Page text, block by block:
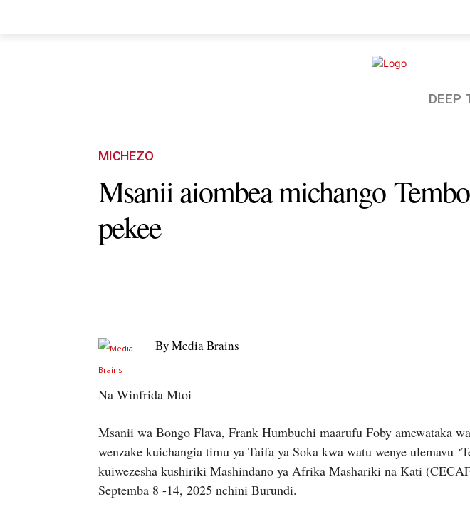
DEEP
MICHEZO
Msanii aiombea michango
pekee
ByMedia Brains
Na Winfrida Mtoi
Msanii wa Bongo Flava, Frank Humbuchi maarufu Foby amewataka
wenzake kuichangia timu ya Taifa ya Soka kwa watu wenye ulemavu
kuiwezesha kushiriki Mashindano ya Afrika Mashariki na Kati
Septemba 8 -14, 2025 nchini Burundi.